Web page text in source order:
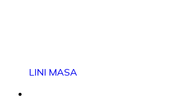
LINI MASA